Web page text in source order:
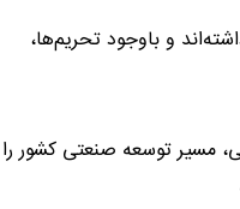
کشور حضور داشته‌اند و باوجود تحریم‌ها،
مسیر توسعه صنعتی کشور را